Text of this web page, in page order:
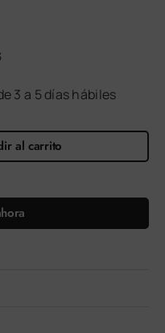
3 a 5 días hábiles
al carrito